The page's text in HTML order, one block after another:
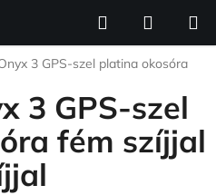
KeresésKOSÁR
3 GPS-szel platina okosóra
3 GPS-szel
fém szíjjal